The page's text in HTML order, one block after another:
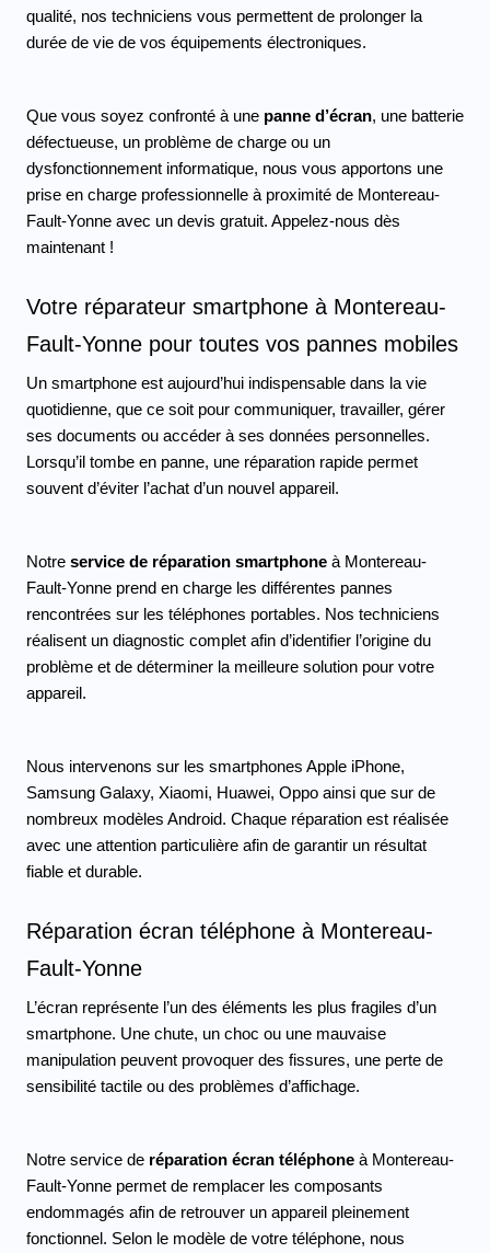
qualité, nos techniciens vous permettent de prolonger la
durée de vie de vos équipements électroniques.
Que vous soyez confronté à une panne d’écran, une batterie
défectueuse, un problème de charge ou un
dysfonctionnement informatique, nous vous apportons une
prise en charge professionnelle à proximité de Montereau-
Fault-Yonne avec un devis gratuit. Appelez-nous dès
maintenant !
Votre réparateur smartphone à Montereau-
Fault-Yonne pour toutes vos pannes mobiles
Un smartphone est aujourd’hui indispensable dans la vie
quotidienne, que ce soit pour communiquer, travailler, gérer
ses documents ou accéder à ses données personnelles.
Lorsqu’il tombe en panne, une réparation rapide permet
souvent d’éviter l’achat d’un nouvel appareil.
Notre service de réparation smartphone à Montereau-
Fault-Yonne prend en charge les différentes pannes
rencontrées sur les téléphones portables. Nos techniciens
réalisent un diagnostic complet afin d’identifier l’origine du
problème et de déterminer la meilleure solution pour votre
appareil.
Nous intervenons sur les smartphones Apple iPhone,
Samsung Galaxy, Xiaomi, Huawei, Oppo ainsi que sur de
nombreux modèles Android. Chaque réparation est réalisée
avec une attention particulière afin de garantir un résultat
fiable et durable.
Réparation écran téléphone à Montereau-
Fault-Yonne
L’écran représente l’un des éléments les plus fragiles d’un
smartphone. Une chute, un choc ou une mauvaise
manipulation peuvent provoquer des fissures, une perte de
sensibilité tactile ou des problèmes d’affichage.
Notre service de réparation écran téléphone à Montereau-
Fault-Yonne permet de remplacer les composants
endommagés afin de retrouver un appareil pleinement
fonctionnel. Selon le modèle de votre téléphone, nous